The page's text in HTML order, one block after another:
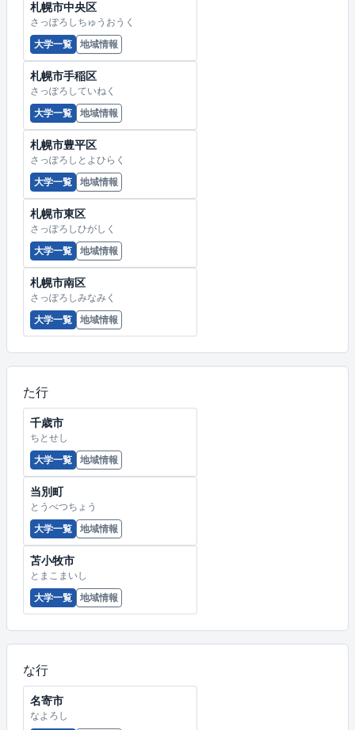
札幌市中央区
さっぽろしちゅうおうく
大学一覧
地域情報
札幌市手稲区
さっぽろしていねく
大学一覧
地域情報
札幌市豊平区
さっぽろしとよひらく
大学一覧
地域情報
札幌市東区
さっぽろしひがしく
大学一覧
地域情報
札幌市南区
さっぽろしみなみく
大学一覧
地域情報
た行
千歳市
ちとせし
大学一覧
地域情報
当別町
とうべつちょう
大学一覧
地域情報
苫小牧市
とまこまいし
大学一覧
地域情報
な行
名寄市
なよろし